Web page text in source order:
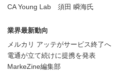
CA Young Lab 須田 瞬海氏
業界最新動向
メルカリ アッテがサービス終了へ
電通が立て続けに提携を発表
MarkeZine編集部